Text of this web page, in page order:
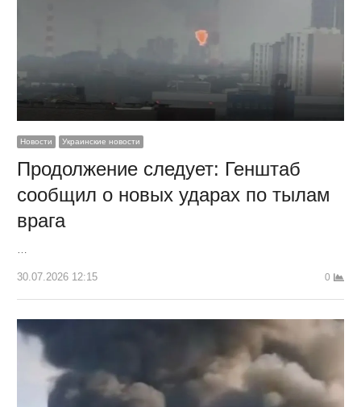
Новости Украинские новости
Продолжение следует: Генштаб
сообщил о новых ударах по тылам
врага
…
30.07.2026 12:15 0